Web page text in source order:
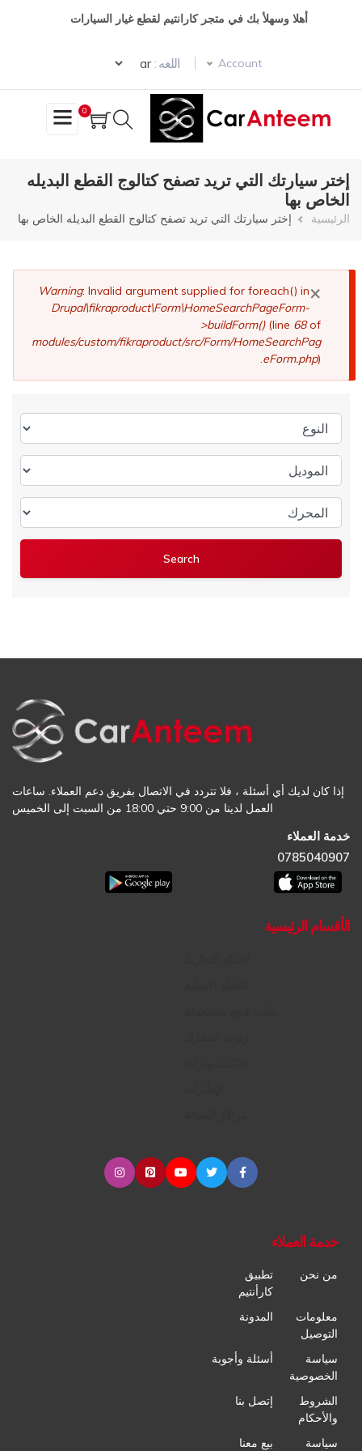
أهلا وسهلأ بك في متجر كارانتيم لقطع غيار السيارات
Account اللغه :
Select your language
0
إختر سيارتك التي تريد تصفح كتالوج القطع البديله
الخاص بها
مسار
الرئيسية إختر سيارتك التي تريد تصفح كتالوج القطع البديله الخاص بها
×
رسالة
الخطأ
Warning: Invalid argument supplied for foreach() in
Drupal\fikraproduct\Form\HomeSearchPageForm-
>buildForm()(line 68of
modules/custom/fikraproduct/src/Form/HomeSearchPag
eForm.php).
النوع
الموديل
المحرك
إذا كان لديك أي أسئلة ، فلا تتردد في الاتصال بفريق دعم العملاء. ساعات
العمل لدينا من 9:00 حتي 18:00 من السبت إلى الخميس
خدمة العملاء
0785040907
الأقسام الرئيسية
خدمة العملاء
من نحن
تطبيق
كارأنتيم
معلومات
التوصيل
المدونة
سياسة
الخصوصية
أسئلة وأجوبة
الشروط
والأحكام
إتصل بنا
سياسة بيع معنا